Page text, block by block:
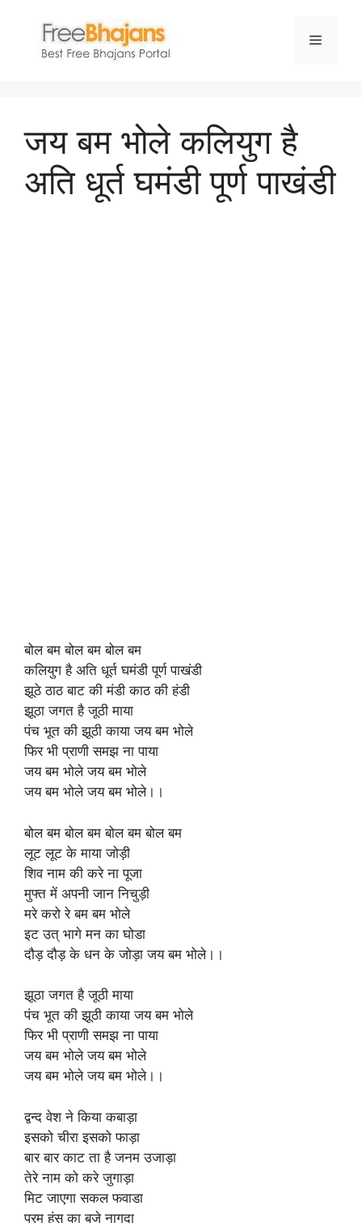
content
Menu
जय बम भोले कलियुग है
अति धूर्त घमंडी पूर्ण पाखंडी
बोल बम बोल बम बोल बम
कलियुग है अति धूर्त घमंडी पूर्ण पाखंडी
झूठे ठाठ बाट की मंडी काठ की हंडी
झूठा जगत है जूठी माया
पंच भूत की झूठी काया जय बम भोले
फिर भी प्राणी समझ ना पाया
जय बम भोले जय बम भोले
जय बम भोले जय बम भोले।।
बोल बम बोल बम बोल बम बोल बम
लूट लूट के माया जोड़ी
शिव नाम की करे ना पूजा
मुफ्त में अपनी जान निचुड़ी
मरे करो रे बम बम भोले
इट उत् भागे मन का घोडा
दौड़ दौड़ के धन के जोड़ा जय बम भोले।।
झूठा जगत है जूठी माया
पंच भूत की झूठी काया जय बम भोले
फिर भी प्राणी समझ ना पाया
जय बम भोले जय बम भोले
जय बम भोले जय बम भोले।।
द्वन्द वेश ने किया कबाड़ा
इसको चीरा इसको फाड़ा
बार बार काट ता है जनम उजाड़ा
तेरे नाम को करे जुगाड़ा
मिट जाएगा सकल फवाडा
परम हंस का बजे नागदा